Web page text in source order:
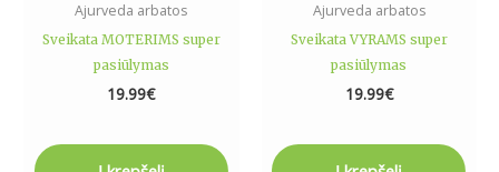
Ajurveda arbatos
Sveikata MOTERIMS super
pasiūlymas
19.99€
Ajurveda arbatos
Sveikata VYRAMS super
pasiūlymas
19.99€